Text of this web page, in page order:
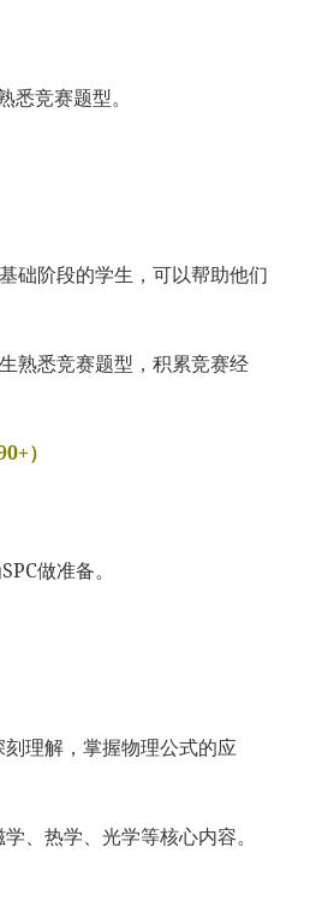
悉竞赛题型。
础阶段的学生，可以帮助他们
熟悉竞赛题型，积累竞赛经
）
做准备。
理解，掌握物理公式的应
、热学、光学等核心内容。